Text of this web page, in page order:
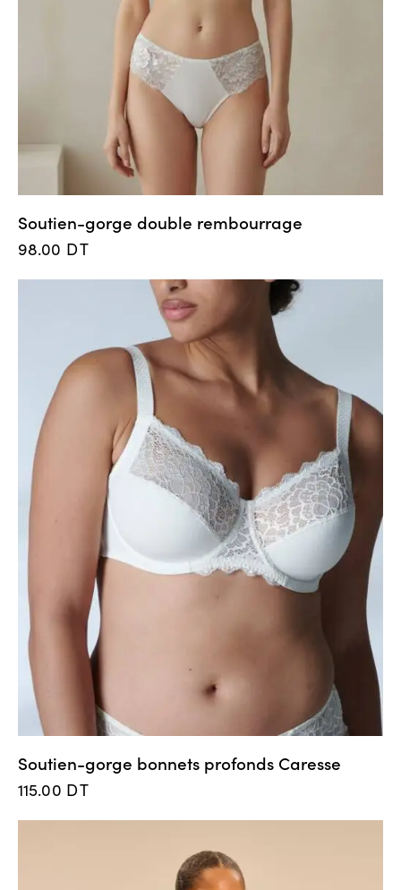
Soutien-gorge double rembourrage
98.00 DT
Soutien-gorge bonnets profonds Caresse
115.00 DT